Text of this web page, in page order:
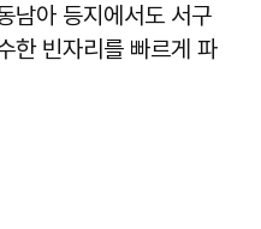
남아 등지에서도 서구
한 빈자리를 빠르게 파